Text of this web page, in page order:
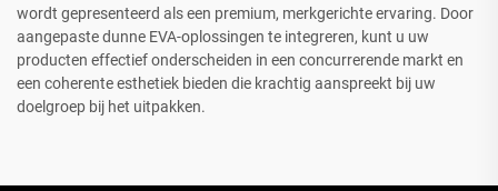
wordt gepresenteerd als een premium, merkgerichte ervaring. Door
aangepaste dunne EVA-oplossingen te integreren, kunt u uw
producten effectief onderscheiden in een concurrerende markt en
een coherente esthetiek bieden die krachtig aanspreekt bij uw
doelgroep bij het uitpakken.